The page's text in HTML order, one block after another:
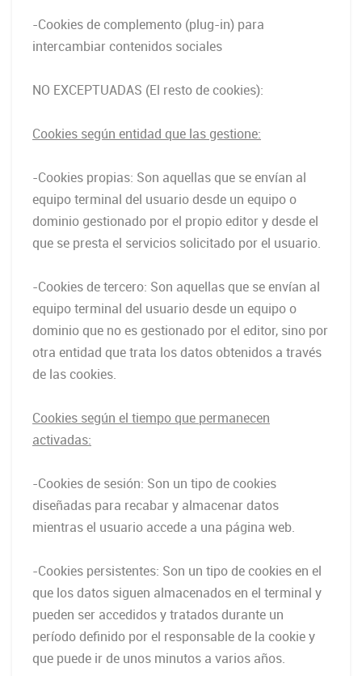
-Cookies de complemento (plug-in) para
intercambiar contenidos sociales
NO EXCEPTUADAS (El resto de cookies):
Cookies según entidad que las gestione:
-Cookies propias: Son aquellas que se envían al
equipo terminal del usuario desde un equipo o
dominio gestionado por el propio editor y desde el
que se presta el servicios solicitado por el usuario.
-Cookies de tercero: Son aquellas que se envían al
equipo terminal del usuario desde un equipo o
dominio que no es gestionado por el editor, sino por
otra entidad que trata los datos obtenidos a través
de las cookies.
Cookies según el tiempo que permanecen
activadas:
-Cookies de sesión: Son un tipo de cookies
diseñadas para recabar y almacenar datos
mientras el usuario accede a una página web.
-Cookies persistentes: Son un tipo de cookies en el
que los datos siguen almacenados en el terminal y
pueden ser accedidos y tratados durante un
período definido por el responsable de la cookie y
que puede ir de unos minutos a varios años.